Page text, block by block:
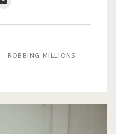
ROBBING MILLIONS